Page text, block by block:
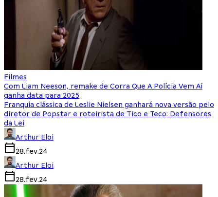
Filmes
Com Liam Neeson, remake de Corra Que A Polícia Vem Aí
ganha data para 2025
Franquia clássica de Leslie Nielsen ganhará nova versão pelo
diretor de Popstar e roteirista de Tico e Teco: Defensores
da Lei
Arthur Eloi
28.fev.24
Arthur Eloi
28.fev.24